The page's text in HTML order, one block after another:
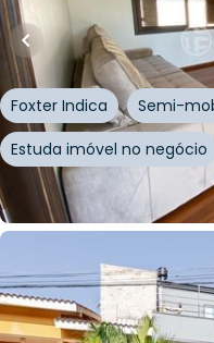
Casa
Rua Padre Luís Pasa ,
Foxter Indica
Semi-
Estuda imóvel no negócio
730605
1.398.000,00
R$1.272.000,00
333m²•3quartos•3